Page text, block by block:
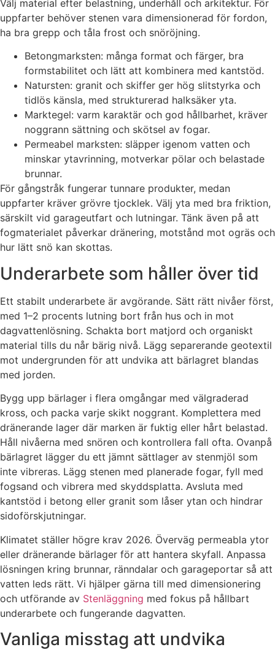
Välj material efter belastning, underhåll och arkitektur. För
uppfarter behöver stenen vara dimensionerad för fordon,
ha bra grepp och tåla frost och snöröjning.
Betongmarksten: många format och färger, bra
formstabilitet och lätt att kombinera med kantstöd.
Natursten: granit och skiffer ger hög slitstyrka och
tidlös känsla, med strukturerad halksäker yta.
Marktegel: varm karaktär och god hållbarhet, kräver
noggrann sättning och skötsel av fogar.
Permeabel marksten: släpper igenom vatten och
minskar ytavrinning, motverkar pölar och belastade
brunnar.
För gångstråk fungerar tunnare produkter, medan
uppfarter kräver grövre tjocklek. Välj yta med bra friktion,
särskilt vid garageutfart och lutningar. Tänk även på att
fogmaterialet påverkar dränering, motstånd mot ogräs och
hur lätt snö kan skottas.
Underarbete som håller över tid
Ett stabilt underarbete är avgörande. Sätt rätt nivåer först,
med 1–2 procents lutning bort från hus och in mot
dagvattenlösning. Schakta bort matjord och organiskt
material tills du når bärig nivå. Lägg separerande geotextil
mot undergrunden för att undvika att bärlagret blandas
med jorden.
Bygg upp bärlager i flera omgångar med välgraderad
kross, och packa varje skikt noggrant. Komplettera med
dränerande lager där marken är fuktig eller hårt belastad.
Håll nivåerna med snören och kontrollera fall ofta. Ovanpå
bärlagret lägger du ett jämnt sättlager av stenmjöl som
inte vibreras. Lägg stenen med planerade fogar, fyll med
fogsand och vibrera med skyddsplatta. Avsluta med
kantstöd i betong eller granit som låser ytan och hindrar
sidoförskjutningar.
Klimatet ställer högre krav 2026. Överväg permeabla ytor
eller dränerande bärlager för att hantera skyfall. Anpassa
lösningen kring brunnar, ränndalar och garageportar så att
vatten leds rätt. Vi hjälper gärna till med dimensionering
och utförande av Stenläggning med fokus på hållbart
underarbete och fungerande dagvatten.
Vanliga misstag att undvika